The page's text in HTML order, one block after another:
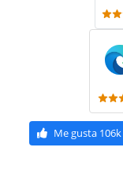
Me gusta106k